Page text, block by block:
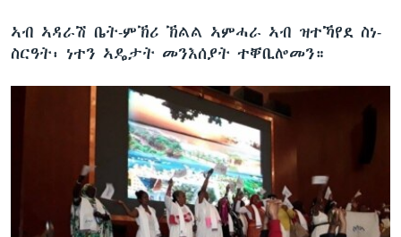
ኣብ ኣዳራሽ ቤት-ምኽሪ ኽልል ኣምሓራ ኣብ ዝተኻየደ ስነ-
ስርዓት፡ ነተን ኣዴታት መንእሰያት ተቐቢሎመን።